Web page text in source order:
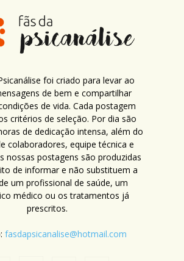
foi criado para levar ao
de bem e compartilhar
de vida. Cada postagem
critérios de seleção. Por dia são
de dedicação intensa, além do
colaboradores, equipe técnica e
nossas postagens são produzidas
de informar e não substituem a
um profissional de saúde, um
médico ou os tratamentos já
prescritos.
fasdapsicanalise@hotmail.com